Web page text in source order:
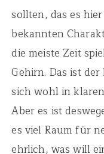
sollten, das es
bekannten
die meiste Zeit
Gehirn. Das ist
sich wohl in
Aber es ist
es viel Raum für
ehrlich, was will